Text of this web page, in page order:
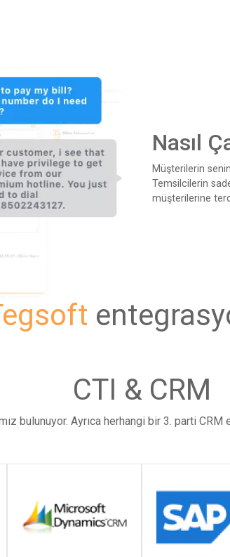
Nasıl
Müşterilerin
Temsilcilerin
müşterilerine
CTI & CRM
bulunuyor. Ayrıca herhangi bir 3. parti